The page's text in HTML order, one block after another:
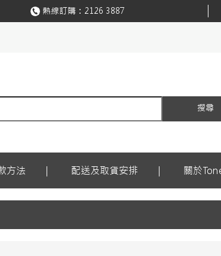
熱線訂購： 2126 3887
搜尋
方法 配送及取貨安排 關於